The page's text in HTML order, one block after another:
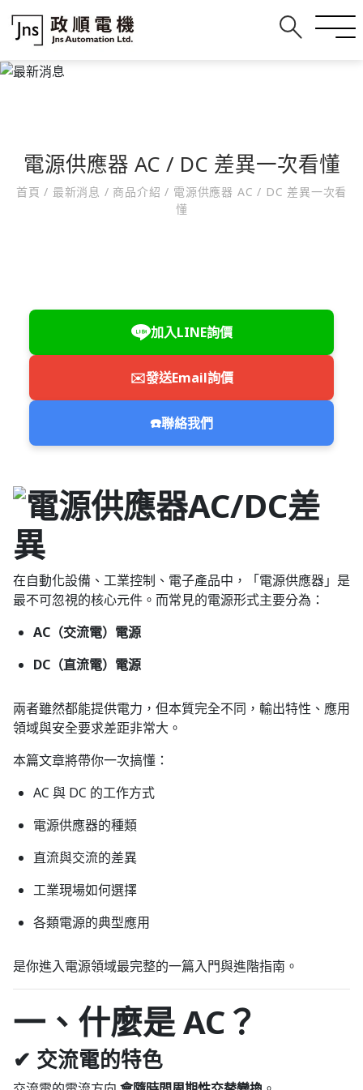
電源供應器 AC / DC 差異一次看懂
首頁/ 最新消息 / 商品介紹/ 電源供應器 AC / DC 差異一次看
懂
加入LINE詢價
✉️發送Email詢價
☎️聯絡我們
在自動化設備、工業控制、電子產品中，「電源供應器」是
最不可忽視的核心元件。而常見的電源形式主要分為：
AC（交流電）電源
DC（直流電）電源
兩者雖然都能提供電力，但本質完全不同，輸出特性、應用
領域與安全要求差距非常大。
本篇文章將帶你一次搞懂：
AC 與 DC 的工作方式
電源供應器的種類
直流與交流的差異
工業現場如何選擇
各類電源的典型應用
是你進入電源領域最完整的一篇入門與進階指南。
一、什麼是 AC？
✔ 交流電的特色